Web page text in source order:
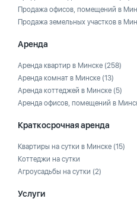
Продажа офисов, помещений в
Продажа земельных участков в
Аренда
Аренда квартир в Минске (258)
Аренда комнат в Минске (13)
Аренда коттеджей в Минске (5)
Аренда офисов, помещений в
Краткосрочная аренда
Квартиры на сутки в Минске (15)
Коттеджи на сутки
Агроусадьбы на сутки (2)
Услуги